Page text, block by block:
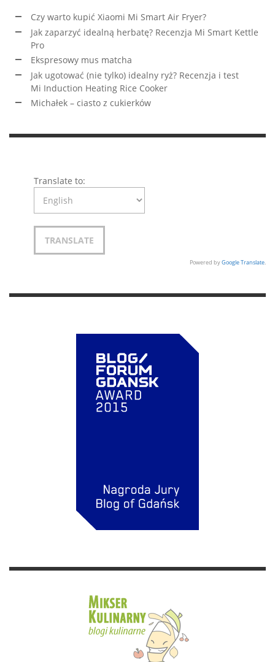
Czy warto kupić Xiaomi Mi Smart Air Fryer?
Jak zaparzyć idealną herbatę? Recenzja Mi Smart Kettle
Pro
Ekspresowy mus matcha
Jak ugotować (nie tylko) idealny ryż? Recenzja i test
Mi Induction Heating Rice Cooker
Michałek – ciasto z cukierków
Translate to:
Powered byGoogle Translate.